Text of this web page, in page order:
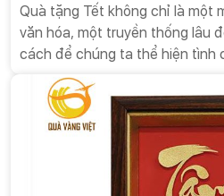
Quà tặng Tết không chỉ là một
văn hóa, một truyền thống lâu
cách để chúng ta thể hiện tình
những lời chúc tốt đẹp nhất
đồng nghiệp và đối tác.Dưới
ý nghĩa của quà tặng Tết.